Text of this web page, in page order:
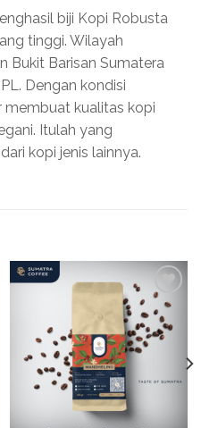
biji Kopi Robusta
tinggi. Wilayah
Bukit Barisan Sumatera
Dengan kondisi
membuat kualitas kopi
Itulah yang
kopi jenis lainnya.
Add to
wishlist